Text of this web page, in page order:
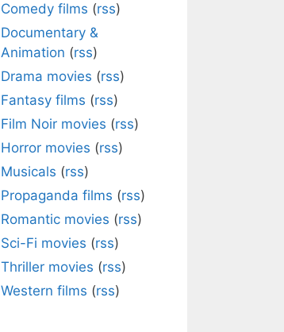
Comedy films (rss)
Documentary &
Animation (rss)
Drama movies (rss)
Fantasy films (rss)
Film Noir movies (rss)
Horror movies (rss)
Musicals (rss)
Propaganda films (rss)
Romantic movies (rss)
Sci-Fi movies (rss)
Thriller movies (rss)
Western films (rss)